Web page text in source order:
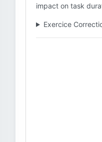
impact on task
Exercice